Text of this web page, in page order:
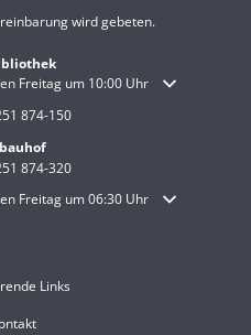
wird gebeten.
oder Schließzeiten auszublenden
Freitag um 10:00 Uhr
874-150
874-320
oder Schließzeiten auszublenden
Freitag um 06:30 Uhr
Links